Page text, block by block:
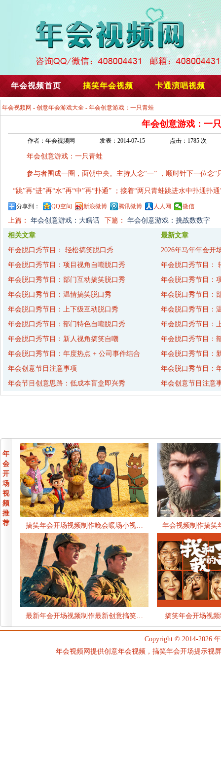
年会视频首页 搞笑年会视频 卡通演唱视频
年会视频网 - 创意年会游戏大全 - 年会创意游戏：一只青蛙
年会创意游戏：一
作者：年会视频网 发表：2014-07-15 点击：1785 次
年会创意游戏：一只青蛙
参与者围成一圈，面朝中央。主持人念“一” ，顺时针下一位念“
“跳”再“进”再“水”再“中”再“扑通” ；接着“两只青蛙跳进水中扑通
分享到： QQ空间 新浪微博 腾讯微博 人人网 微信
上篇： 年会创意游戏：大瞎话 下篇： 年会创意游戏：挑战数数字
相关文章
最新文章
年会脱口秀节目： 轻松搞笑脱口秀
年会脱口秀节目：项目视角自嘲脱口秀
年会脱口秀节目：部门互动搞笑脱口秀
年会脱口秀节目：温情搞笑脱口秀
年会脱口秀节目：上下级互动脱口秀
年会脱口秀节目：部门特色自嘲脱口秀
年会脱口秀节目：新人视角搞笑自嘲
年会脱口秀节目：年度热点 + 公司事件结合
年会创意节目注意事项
年会节目创意思路：低成本盲盒即兴秀
2026年马年年会开
年会脱口秀节目：
年会脱口秀节目：
年会脱口秀节目：
年会脱口秀节目：
年会脱口秀节目：
年会脱口秀节目：
年会脱口秀节目：
年会脱口秀节目：
年会创意节目注意
年
会
开
场
视
频
推
荐
搞笑年会开场视频制作晚会暖场小视… 年会视频制作搞
最新年会开场视频制作最新创意搞笑… 搞笑年会开场视
Copyright © 2014-2026
年会视频网提供创意年会视频，搞笑年会开场提示视